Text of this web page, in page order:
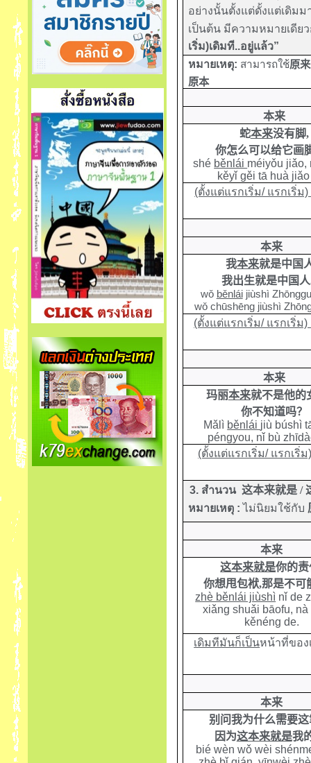
อย่างนั้นตั้งแต่ดั้งแต่เดิมม
เป็นต้น มีความหมายเดีย
เริ่ม)เดิมที..อยู่แล้ว”
หมายเหตุ: สามารถใช้原来
原本
本来
蛇本来没有脚,
你怎么可以给它画
shé běnlái méiyǒu jiǎo,
kěyǐ gěi tā huà
(ตั้งแต่แรกเริ่ม/ แรกเริ่ม
本来
我本来就是中国
我出生就是中国人
wǒ běnláijiùshì Z
wǒ chūshēng jiùshì Z
(ตั้งแต่แรกเริ่ม/ แรกเริ่ม)
本来
玛丽本来就不是他的
你不知道吗？
Mǎlì běnlái jiù búshì
péngyou, nǐ bù
(ตั้งแต่แรกเริ่ม/ แรกเริ่
3. สำนวน 这本来就是/
หมายเหตุ : ไม่นิยมใช้กับ
本来
这本来就是你的
你想甩包袱,那是不可
zhè běnlái jiùshì nǐ de
xiǎng shuǎi bāofu, nà
kěnéng de.
เดิมทีมันก็เป็นหน้าที่ของ
本来
别问我为什么需要
因为这本来就是我
bié wèn wǒ wèi